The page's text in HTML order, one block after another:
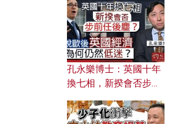
對付北約美國？
孔永樂博士：英國十年
換七相，新揆會否步前
濟為何仍然低迷？